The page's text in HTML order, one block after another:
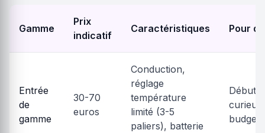
Gamme
Prix
indicatif
Caractéristiques Pour
Entrée
de
gamme
30-70
euros
Conduction,
réglage
température
limité (3-5
paliers), batterie
budget